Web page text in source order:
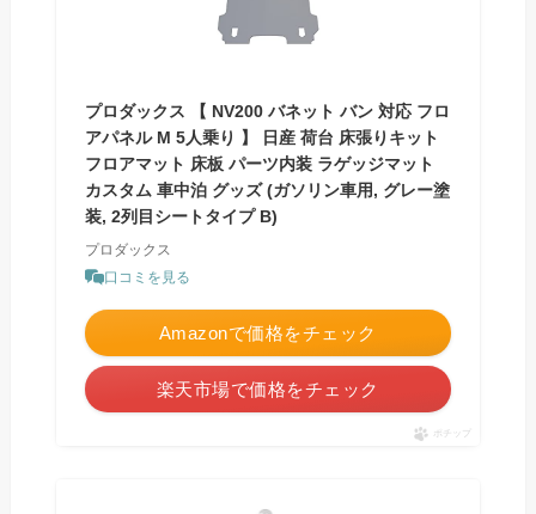
プロダックス 【 NV200 バネット バン 対応 フロ
アパネル M 5人乗り 】 日産 荷台 床張りキット
フロアマット 床板 パーツ内装 ラゲッジマット
カスタム 車中泊 グッズ (ガソリン車用, グレー塗
装, 2列目シートタイプ B)
プロダックス
口コミを見る
Amazonで価格をチェック
楽天市場で価格をチェック
ポチップ